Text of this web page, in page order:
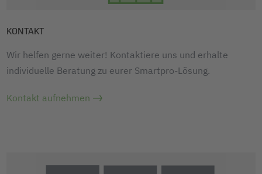
KONTAKT
Wir helfen gerne weiter! Kontaktiere uns und erhalte
individuelle Beratung zu eurer Smartpro-Lösung.
Kontakt aufnehmen